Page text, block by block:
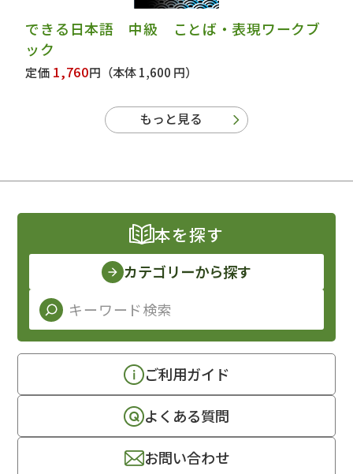
できる日本語 中級 ことば・表現ワークブ
ック
定価 1,760円 （本体 1,600 円）
もっと見る
本を探す
カテゴリーから探す
ご利用ガイド
よくある質問
お問い合わせ